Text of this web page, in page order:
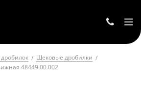
Щековые дробилки
48449.00.002